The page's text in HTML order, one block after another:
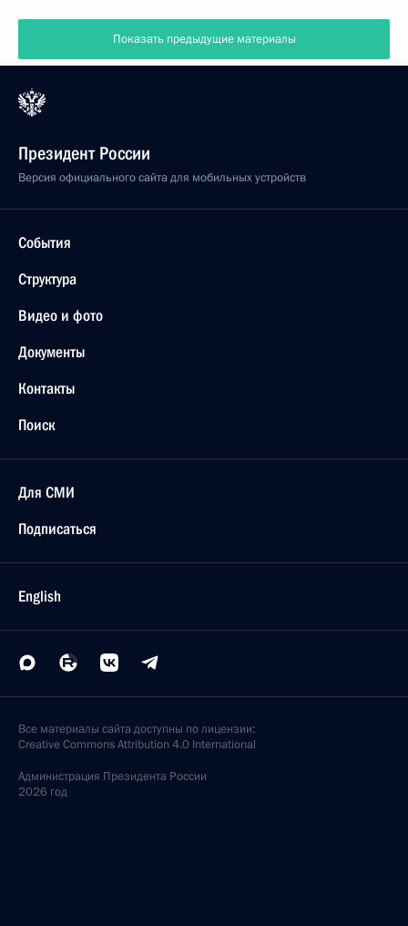
Показать предыдущие материалы
Президент России
Версия официального сайта для мобильных устройств
События
Структура
Видео и фото
Документы
Контакты
Поиск
Для СМИ
Подписаться
English
Все материалы сайта доступны по лицензии:
Creative Commons Attribution 4.0 International
Администрация Президента России
2026 год